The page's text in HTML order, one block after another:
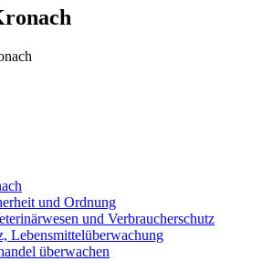
und Ordnung
und Verbraucherschutz
Lebensmittelüberwachung
überwachen